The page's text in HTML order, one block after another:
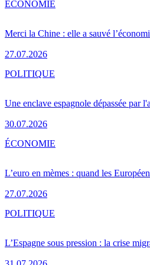
Merci la Chine : elle a sauvé
27.07.2026
ÉCONOMIE
Une enclave espagnole dépassée par
30.07.2026
POLITIQUE
L’euro en mèmes : quand les
27.07.2026
ÉCONOMIE
L’Espagne sous pression : la crise
POLITIQUE